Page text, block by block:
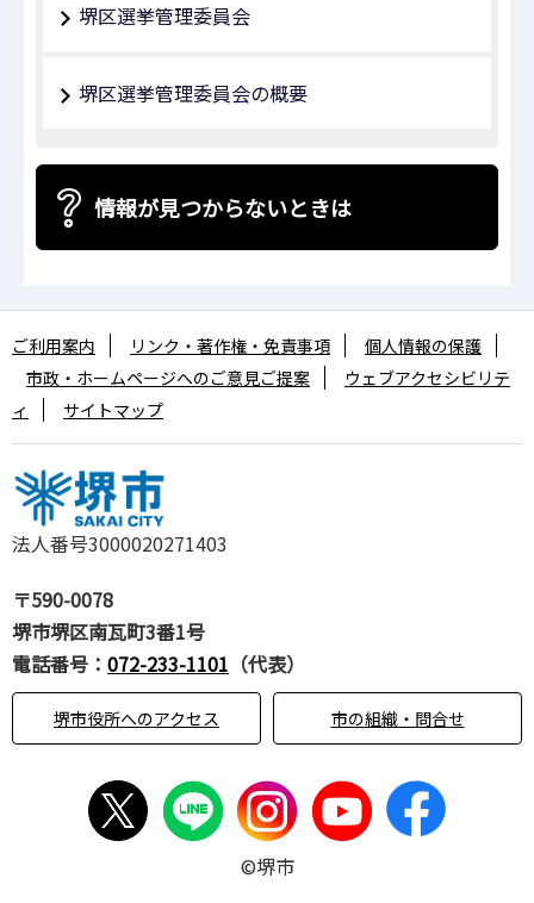
堺区選挙管理委員会
堺区選挙管理委員会の概要
情報が見つからないときは
法人番号3000020271403
〒590-0078
堺市堺区南瓦町3番1号
電話番号： 072-233-1101 （代表）
堺市役所へのアクセス 市の組織・問合せ
ご利用案内 リンク・著作権・免責事項
個人情報の保護
市政・ホームページへのご意見ご提案
ウェブアクセシビリテ
ィ
サイトマップ
©堺市